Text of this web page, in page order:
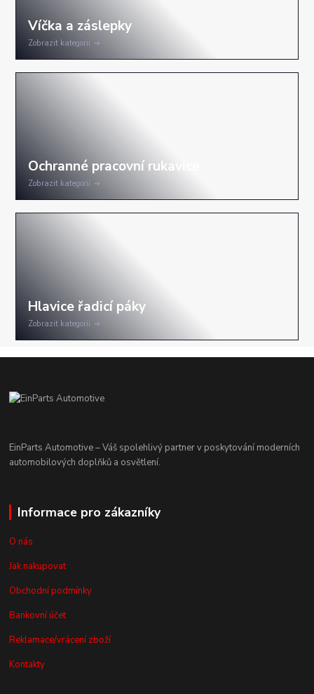
Zobrazit kategorii
Zobrazit kategorii
Zobrazit kategorii
EinParts Automotive – Váš spolehlivý partner v poskytování moderních
automobilových doplňků a osvětlení.
Informace pro zákazníky
O nás
Jak nakupovat
Obchodní podmínky
Bankovní účet
Reklamace/vrácení zboží
Kontakty